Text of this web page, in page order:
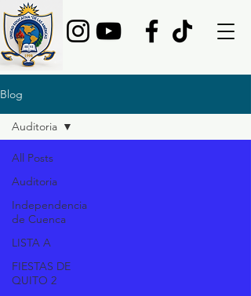
Blog
All Posts
Auditoria
Independencia
de Cuenca
LISTA A
FIESTAS DE
QUITO 2
Auditoria